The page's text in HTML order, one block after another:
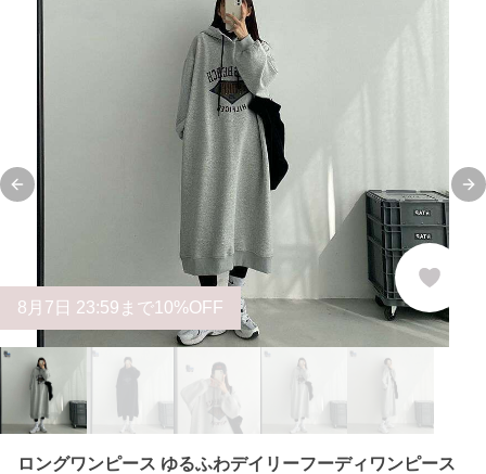
Previous slide
8 月 7 日 23:59まで10%OFF
ロングワンピース ゆるふわデイリーフーディワンピース